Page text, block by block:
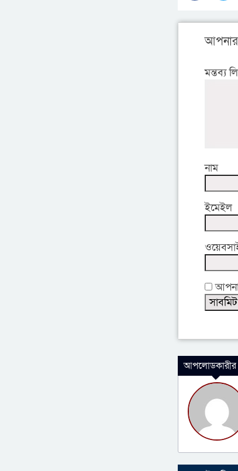
আপনার
মন্তব্য
নাম
ইমেইল
আপলোডকারীর